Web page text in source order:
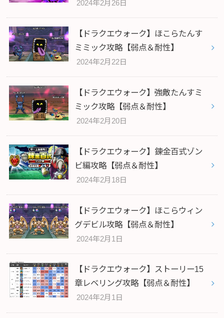
2024年2月26日
【ドラクエウォーク】ほこらたんす
ミミック攻略【弱点＆耐性】
2024年2月22日
【ドラクエウォーク】強敵たんすミ
ミック攻略【弱点＆耐性】
2024年2月20日
【ドラクエウォーク】錬金百式ゾン
ビ編攻略【弱点＆耐性】
2024年2月18日
【ドラクエウォーク】ほこらウィン
グデビル攻略【弱点＆耐性】
2024年2月1日
【ドラクエウォーク】ストーリー15
章レベリング攻略【弱点＆耐性】
2024年2月1日